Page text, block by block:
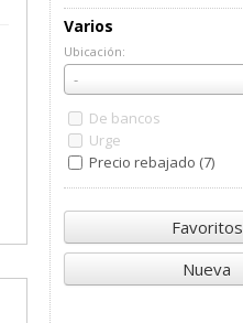
Varios
Ubicación:
-
Ubicación:
De bancos
Urge
Precio rebajado (7)
Favoritos
Nueva